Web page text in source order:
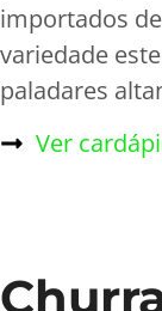
importados
variedade
paladares
Ver